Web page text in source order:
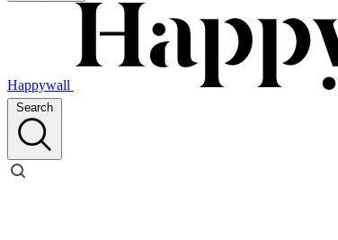
Happywall
Search